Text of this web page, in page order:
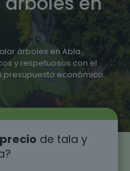
árboles en Abla ,
y respetuosos con el
presupuesto económico.
de tala y